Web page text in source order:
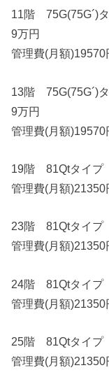
11階 75G(75G´)
9万円
管理費(月額
13階 75G(75G´)
9万円
管理費(月額
19階 81Qtタイ
管理費(月額
23階 81Qtタイ
管理費(月額
24階 81Qtタイ
管理費(月額
25階 81Qtタイ
管理費(月額